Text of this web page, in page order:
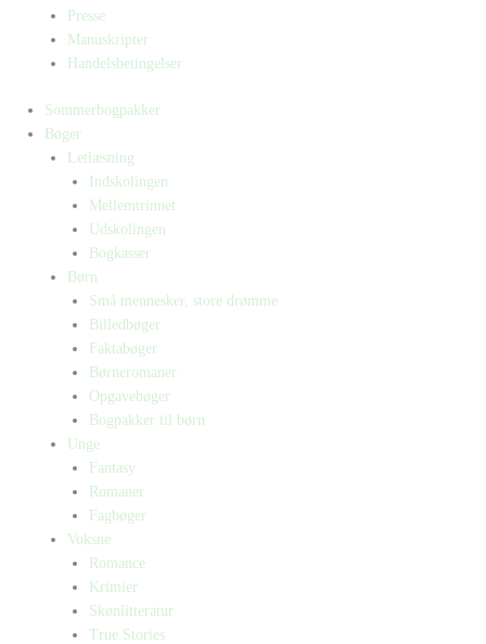
Presse
Manuskripter
Handelsbetingelser
Sommerbogpakker
Bøger
Letlæsning
Indskolingen
Mellemtrinnet
Udskolingen
Bogkasser
Børn
Små mennesker, store drømme
Billedbøger
Faktabøger
Børneromaner
Opgavebøger
Bogpakker til børn
Unge
Fantasy
Romaner
Fagbøger
Voksne
Romance
Krimier
Skønlitteratur
True Stories